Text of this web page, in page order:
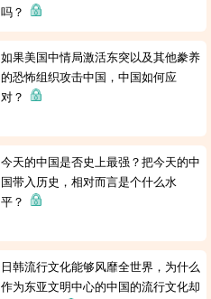
吗？
如果美国中情局激活东突以及其他豢养
的恐怖组织攻击中国，中国如何应
对？
今天的中国是否史上最强？把今天的中
国带入历史，相对而言是个什么水
平？
日韩流行文化能够风靡全世界，为什么
作为东亚文明中心的中国的流行文化却